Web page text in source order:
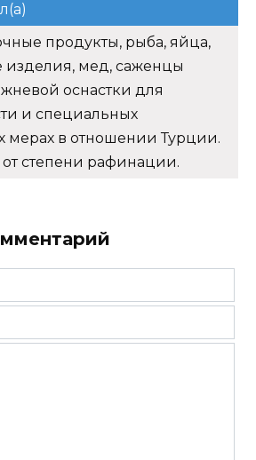
продукты, рыба, яйца,
изделия, мед, саженцы
оснастки для
и специальных
мерах в отношении Турции.
степени рафинации.